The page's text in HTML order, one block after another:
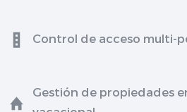
Control de acceso multi-
Gestión de propiedades